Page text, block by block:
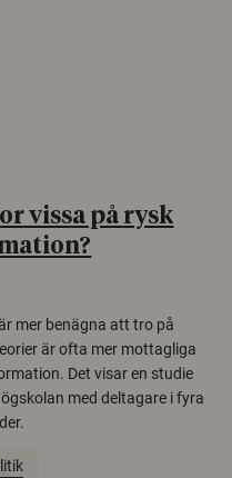
vissa på rysk
mer benägna att tro på
är ofta mer mottagliga
Det visar en studie
med deltagare i fyra